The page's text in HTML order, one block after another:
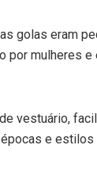
golas eram
por mulheres
vestuário,
e estilos